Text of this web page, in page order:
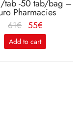
tab -50 tab/bag –
Pharmacies
61€
Le
prix
initial
55€
actuel
Add to cart